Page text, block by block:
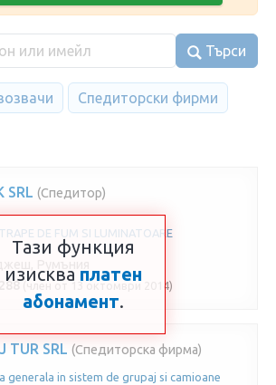
Търси
Спедиторски фирми
SRL (Спедитор)
DE FUM SI LUMINATOARE
Румъния
(член от 13 октомври 2014)
TUR SRL (Спедиторска фирма)
generala in sistem de grupaj si camioane
Тази функция
изисква платен
абонамент.